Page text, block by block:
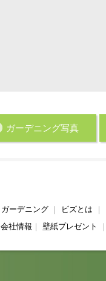
ガーデニング写真
ガーデニング｜ ビズとは
会社情報
壁紙プレゼント